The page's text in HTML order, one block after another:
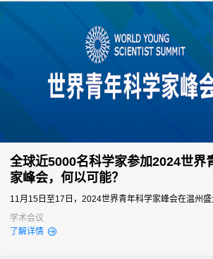
全球近5000名科学家参加2024世界
家峰会，何以可能？
11月15日至17日，2024世界青年科学家峰会在温州
次大会由中国科学技术协会与浙江省人民政府共同主办
自71个国家和地区、63个国际科技组织的4900余名海
学术会议
了解详情